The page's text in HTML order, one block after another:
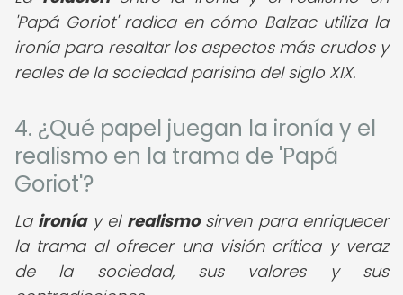
'Papá Goriot' radica en cómo Balzac utiliza la
ironía para resaltar los aspectos más crudos y
reales de la sociedad parisina del siglo XIX.
4. ¿Qué papel juegan la ironía y el
realismo en la trama de 'Papá
Goriot'?
La ironíay el realismosirven para enriquecer
la trama al ofrecer una visión crítica y veraz
de la sociedad, sus valores y sus